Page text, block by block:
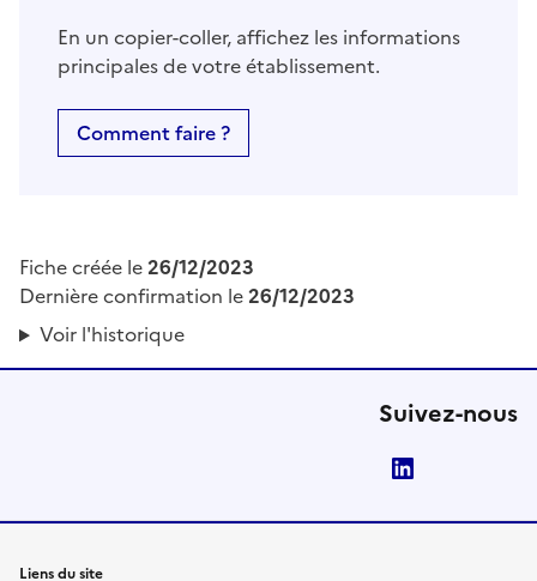
En un copier-coller, affichez les informations
principales de votre établissement.
Comment faire ?
Fiche créée le26/12/2023
Dernière confirmation le26/12/2023
Voir l'historique
Suivez-nous
Liens du site